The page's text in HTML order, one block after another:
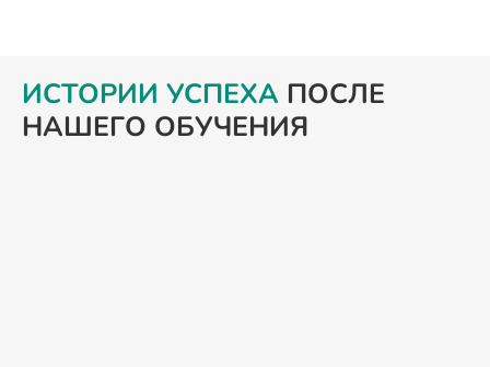
ИСТОРИИ УСПЕХА ПОСЛЕ
НАШЕГО ОБУЧЕНИЯ